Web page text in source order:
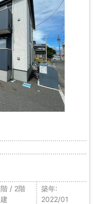
階 / 2階
建
築年:
2022/01